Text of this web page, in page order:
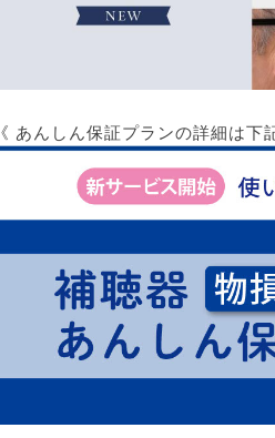
《 あんしん保証プランの詳細は下